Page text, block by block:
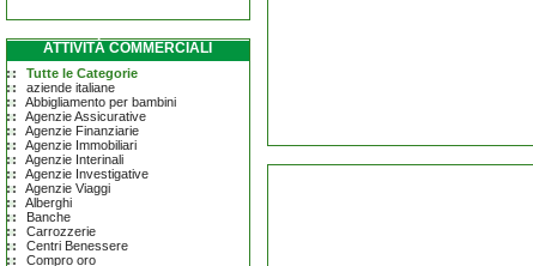
ATTIVITÀ COMMERCIALI
Tutte le Categorie
aziende italiane
Abbigliamento per bambini
Agenzie Assicurative
Agenzie Finanziarie
Agenzie Immobiliari
Agenzie Interinali
Agenzie Investigative
Agenzie Viaggi
Alberghi
Banche
Carrozzerie
Centri Benessere
Compro oro